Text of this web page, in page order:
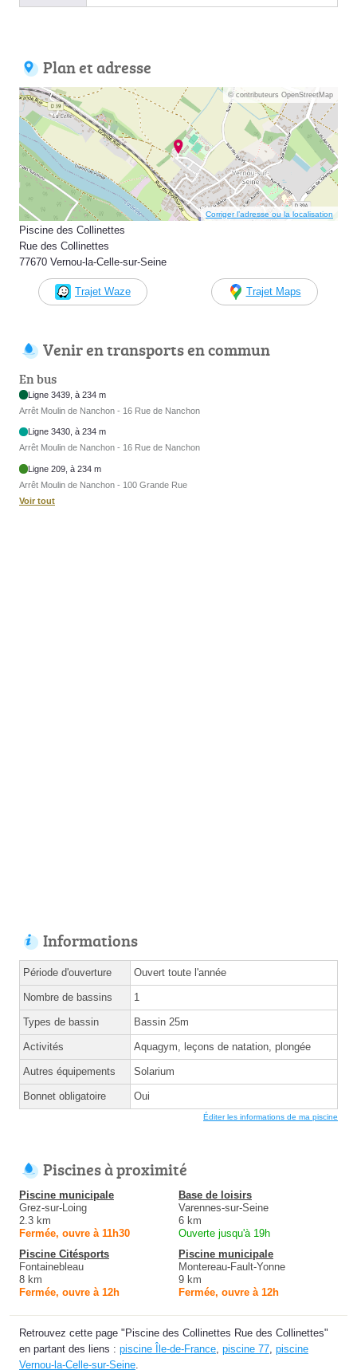
Plan et adresse
© contributeurs OpenStreetMap
Corriger l’adresse ou la localisation
Piscine des Collinettes
Rue des Collinettes
77670 Vernou-la-Celle-sur-Seine
Trajet Waze Trajet Maps
Venir en transports en commun
En bus
Ligne 3439, à 234 m
Arrêt Moulin de Nanchon - 16 Rue de Nanchon
Ligne 3430, à 234 m
Arrêt Moulin de Nanchon - 16 Rue de Nanchon
Ligne 209, à 234 m
Arrêt Moulin de Nanchon - 100 Grande Rue
Voir tout
Informations
Période d'ouverture Ouvert toute l'année
Nombre de bassins 1
Types de bassin Bassin 25m
Activités Aquagym, leçons de natation, plongée
Autres équipements Solarium
Bonnet obligatoire Oui
Éditer les informations de ma piscine
Piscines à proximité
Piscine municipale
Grez-sur-Loing
2.3 km
Fermée, ouvre à 11h30
Base de loisirs
Varennes-sur-Seine
6 km
Ouverte jusqu'à 19h
Piscine Citésports
Fontainebleau
8 km
Fermée, ouvre à 12h
Piscine municipale
Montereau-Fault-Yonne
9 km
Fermée, ouvre à 12h
Retrouvez cette page "Piscine des Collinettes Rue des Collinettes"
en partant des liens : piscine Île-de-France piscine 77 piscine
Vernou-la-Celle-sur-Seine